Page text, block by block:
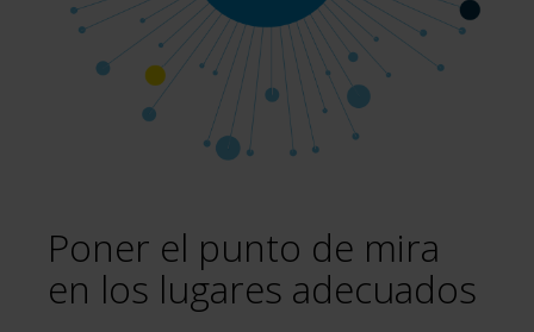
Poner el punto de mira
en los lugares adecuados